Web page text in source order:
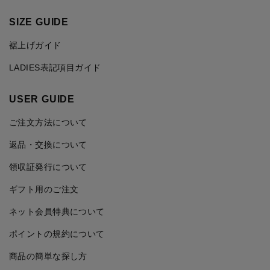
SIZE GUIDE
裾上げガイド
LADIES表記項目ガイド
USER GUIDE
ご注文方法について
返品・交換について
領収証発行について
ギフト用のご注文
ネット会員特典について
ポイントの規約について
商品の簡単な探し方